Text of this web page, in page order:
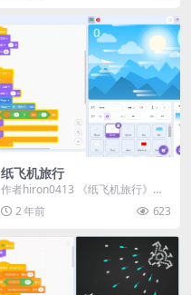
纸飞机旅行
作者hiron0413 《纸飞机旅行》带
你踏上一段非凡的创意之旅！这款S
crat...2 年前 623